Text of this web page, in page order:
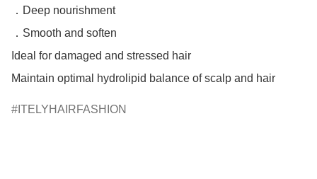
．Deep nourishment
．Smooth and soften
Ideal for damaged and stressed hair
Maintain optimal hydrolipid balance of scalp and hair
ITELYHAIRFASHION